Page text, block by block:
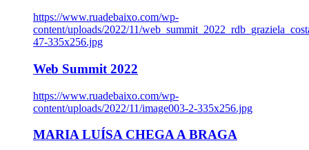
https://www.ruadebaixo.com/wp-
content/uploads/2022/11/
47-335x256.jpg
Web Summit 2022
https://www.ruadebaixo.com/wp-
content/uploads/2022/11/image003-2-335x256.jpg
MARIA LUÍSA CHEGA A BRAGA